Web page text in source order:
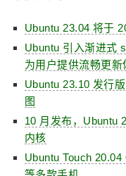
Ubuntu 23.04 将于
Ubuntu 引入渐进式
为用户提供流畅更新
Ubuntu 23.10 发行
图
10 月发布，Ubuntu
内核
Ubuntu Touch